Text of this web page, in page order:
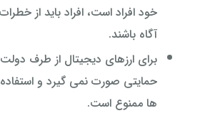
خود افراد است، افراد باید از
آگاه باشند.
برای ارزهای دیجیتال از طرف
حمایتی صورت نمی گیرد و
ها ممنوع است.